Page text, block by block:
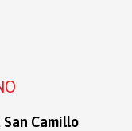
San Camillo